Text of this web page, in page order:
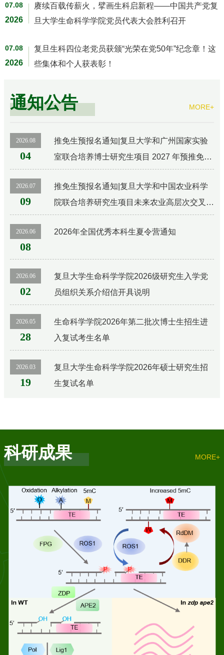
07.08
2026
赓续百载传薪火，擘画生科启新程——中国共产党复
旦大学生命科学学院党员代表大会胜利召开
07.08
2026
复旦生科四位老党员获颁“光荣在党50年”纪念章！这
些集体和个人获表彰！
通知公告 MORE+
2026.08
04
推免生预报名通知|复旦大学和广州国家实验
室联合培养博士研究生项目 2027 年预推免招
2026.07
09
推免生预报名通知|复旦大学和中国农业科学
院联合培养研究生项目未来农业高层次交叉创
2026.06
08
2026年全国优秀本科生夏令营通知
2026.06
02
复旦大学生命科学学院2026级研究生入学党
员组织关系介绍信开具说明
2026.05
28
生命科学学院2026年第二批次博士生招生进
入复试考生名单
2026.03
19
复旦大学生命科学学院2026年硕士研究生招
生复试名单
科研成果 MORE+